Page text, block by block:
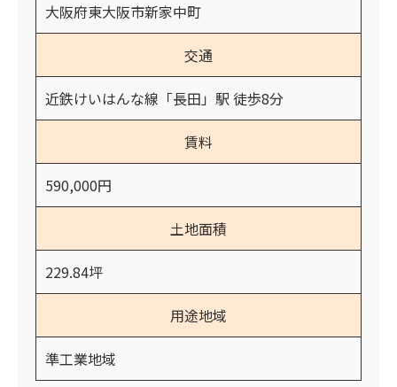
大阪府東大阪市新家中町
交通
近鉄けいはんな線「長田」駅 徒歩8分
賃料
590,000円
土地面積
229.84坪
用途地域
準工業地域